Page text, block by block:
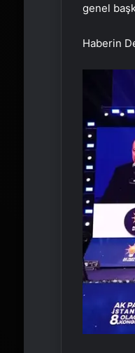
genel
Haberin